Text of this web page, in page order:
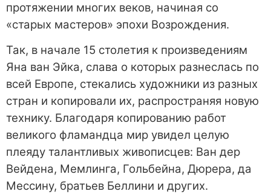
протяжении многих веков, начиная со
«старых мастеров» эпохи Возрождения.
Так, в начале 15 столетия к произведениям
Яна ван Эйка, слава о которых разнеслась по
всей Европе, стекались художники из разных
стран и копировали их, распространяя новую
технику. Благодаря копированию работ
великого фламандца мир увидел целую
плеяду талантливых живописцев: Ван дер
Вейдена, Мемлинга, Гольбейна, Дюрера, да
Мессину, братьев Беллини и других.